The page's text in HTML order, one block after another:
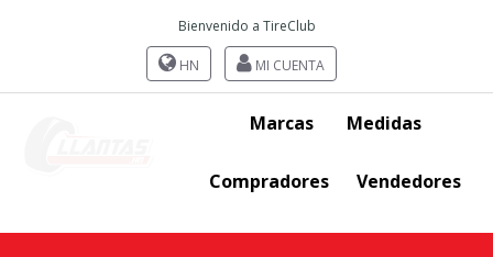
Bienvenido a TireClub
HN MI CUENTA
Marcas Medidas
Compradores Vendedores